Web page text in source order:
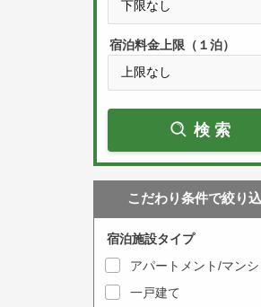
w
a
r
w
e
t
o
e
w
a
r
w
k
宿泊料金上限（１泊）
検索
こだわり条件で絞り
宿泊施設タイプ
アパートメント/マン
一戸建て